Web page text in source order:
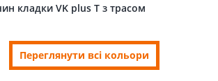
кладки VK plus T з трасом
Переглянути всі кольори